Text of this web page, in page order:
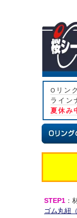
Oリン
ライン
夏休み
STEP1 ：
ゴム丸紐